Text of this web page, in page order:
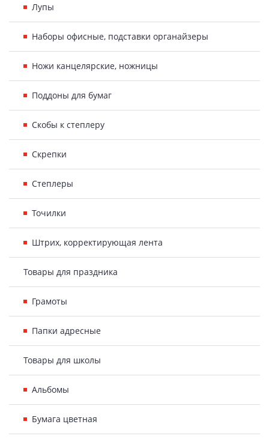
Лупы
Наборы офисные, подставки органайзеры
Ножи канцелярские, ножницы
Поддоны для бумаг
Скобы к степлеру
Скрепки
Степлеры
Точилки
Штрих, корректирующая лента
Товары для праздника
Грамоты
Папки адресные
Товары для школы
Альбомы
Бумага цветная